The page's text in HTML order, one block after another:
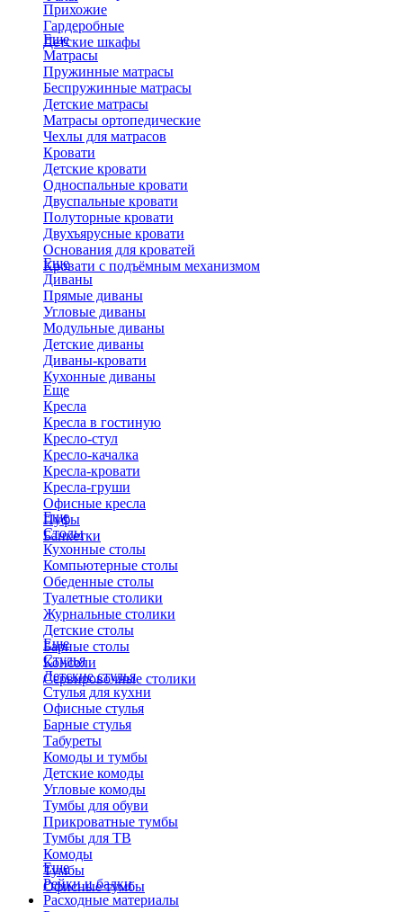
Прихожие
Гардеробные
Детские шкафы
Еще
Матрасы
Пружинные матрасы
Беспружинные матрасы
Детские матрасы
Матрасы ортопедические
Чехлы для матрасов
Кровати
Детские кровати
Односпальные кровати
Двуспальные кровати
Полуторные кровати
Двухъярусные кровати
Основания для кроватей
Кровати с подъёмным механизмом
Еще
Диваны
Прямые диваны
Угловые диваны
Модульные диваны
Детские диваны
Диваны-кровати
Кухонные диваны
Еще
Кресла
Кресла в гостиную
Кресло-стул
Кресло-качалка
Кресла-кровати
Кресла-груши
Офисные кресла
Пуфы
Банкетки
Еще
Столы
Кухонные столы
Компьютерные столы
Обеденные столы
Туалетные столики
Журнальные столики
​Детские столы
Барные столы
Консоли
Сервировочные столики
Еще
Стулья
Детские стулья
Стулья для кухни
Офисные стулья
Барные стулья
Табуреты
Комоды и тумбы
Детские комоды
Угловые комоды
Тумбы для обуви
Прикроватные тумбы
Тумбы для ТВ
Комоды
Тумбы
Офисные тумбы
Еще
Рейки и балки
Расходные материалы